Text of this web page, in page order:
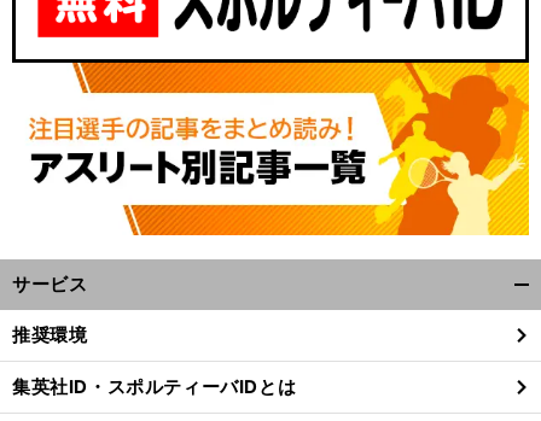
サービス
閉
る
推奨環境
集英社ID・スポルティーバIDとは